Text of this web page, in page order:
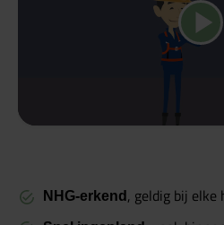
NHG-erkend , geldig bij